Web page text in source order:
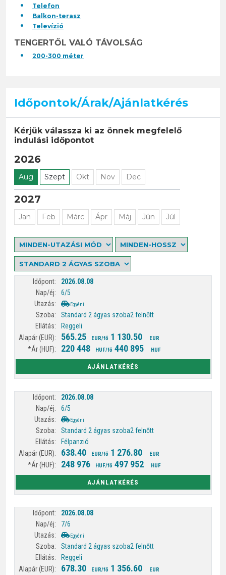
Telefon
Balkon-terasz
Televízió
TENGERTŐL VALÓ TÁVOLSÁG
200-300 méter
Időpontok/Árak/Ajánlatkérés
Kérjük válassza ki az önnek megfelelő
indulási időpontot
2026
Aug Szept Okt Nov Dec
2027
Jan Feb Márc Ápr Máj Jún Júl
2026.08.08
6/5
Egyéni
Standard 2 ágyas szoba2 felnőtt
Reggeli
565.25 EUR/fő 1 130.50 EUR
220 448 HUF/fő 440 895 HUF
AJÁNLATKÉRÉS
2026.08.08
6/5
Egyéni
Standard 2 ágyas szoba2 felnőtt
Félpanzió
638.40 EUR/fő 1 276.80 EUR
248 976 HUF/fő 497 952 HUF
AJÁNLATKÉRÉS
2026.08.08
7/6
Egyéni
Standard 2 ágyas szoba2 felnőtt
Reggeli
678.30 EUR/fő 1 356.60 EUR